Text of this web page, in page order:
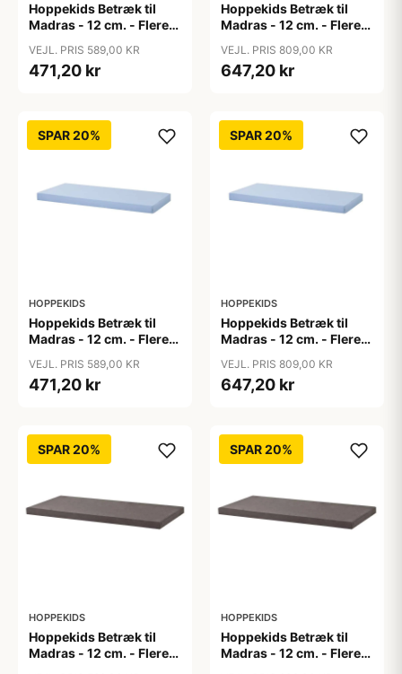
Hoppekids Betræk til
Madras - 12 cm. - Flere
Yellow
VEJL. PRIS 589,00 KR
471,20 kr
Hoppekids Betræk til
Madras - 12 cm. - Flere
Yellow
VEJL. PRIS 809,00 KR
647,20 kr
SPAR 20%
HOPPEKIDS
Hoppekids Betræk til
Madras - 12 cm. - Flere
VEJL. PRIS 589,00 KR
471,20 kr
SPAR 20%
HOPPEKIDS
Hoppekids Betræk til
Madras - 12 cm. - Flere
VEJL. PRIS 809,00 KR
647,20 kr
SPAR 20%
HOPPEKIDS
Hoppekids Betræk til
Madras - 12 cm. - Flere
SPAR 20%
HOPPEKIDS
Hoppekids Betræk til
Madras - 12 cm. - Flere